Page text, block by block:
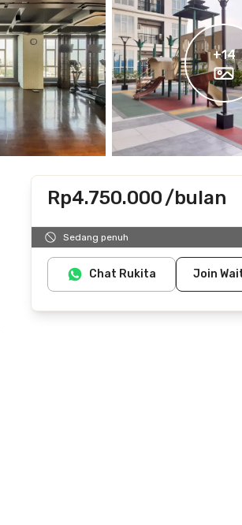
+14
Rp4.750.000/bulan
Termasuk IPL
Sedang penuh
Chat Rukita Join